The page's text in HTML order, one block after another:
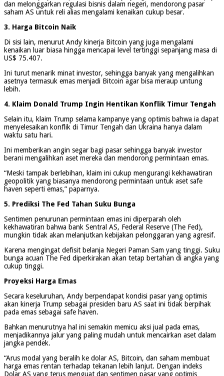
dan melonggarkan regulasi bisnis dalam negeri, mendorong pasar
saham AS untuk reli alias mengalami kenaikan cukup besar.
3. Harga Bitcoin Naik
Di sisi lain, menurut Andy kinerja Bitcoin yang juga mengalami
kenaikan luar biasa hingga mencapai level tertinggi sepanjang masa di
US$ 75.407.
Ini turut menarik minat investor, sehingga banyak yang mengalihkan
asetnya termasuk emas menjadi Bitcoin agar bisa meraup untung
lebih.
4. Klaim Donald Trump Ingin Hentikan Konflik Timur Tengah
Selain itu, klaim Trump selama kampanye yang optimis bahwa ia dapat
menyelesaikan konflik di Timur Tengah dan Ukraina hanya dalam
waktu satu hari.
Ini memberikan angin segar bagi pasar sehingga banyak investor
berani mengalihkan aset mereka dan mendorong permintaan emas.
“Meski tampak berlebihan, klaim ini cukup mengurangi kekhawatiran
geopolitik yang biasanya mendorong permintaan untuk aset safe
haven seperti emas,” paparnya.
5. Prediksi The Fed Tahan Suku Bunga
Sentimen penurunan permintaan emas ini diperparah oleh
kekhawatiran bahwa bank Sentral AS, Federal Reserve (The Fed),
mungkin tidak akan melanjutkan kebijakan pelonggaran yang agresif.
Karena mengingat defisit belanja Negeri Paman Sam yang tinggi. Suku
bunga acuan The Fed diperkirakan akan tetap bertahan di angka yang
cukup tinggi.
Proyeksi Harga Emas
Secara keseluruhan, Andy berpendapat kondisi pasar yang optimis
akan kinerja Trump sebagai presiden baru AS saat ini tidak berpihak
pada emas sebagai safe haven.
Bahkan menurutnya hal ini semakin memicu aksi jual pada emas,
menjadikannya jalur yang paling mudah untuk mencairkan aset dalam
jangka pendek.
“Arus modal yang beralih ke dolar AS, Bitcoin, dan saham membuat
harga emas rentan terhadap tekanan lebih lanjut. Dengan indeks
Dolar AS yang terus menguat dan sentimen pasar yang optimis